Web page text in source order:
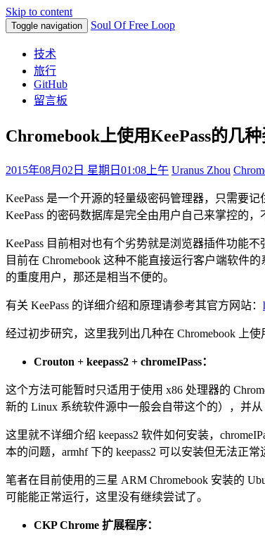
Skip to content
Toggle navigation Soul Of Free Loop
技术
旅行
GitHub
留言板
Chromebook上使用KeePass的几
2015年08月02日 星期日 01:08上午 Uranus Zhou
KeePass 是一个开源的轻量级密码管理器，只需要
KeePass 的密码数据库是完全由用户自己来掌控的
KeePass 目前相对也有个劣势就是浏览器插件功能
目前在 Chromebook 这种不能直接运行客户端软件
的重度用户，那还是相当不便的。
有关 KeePass 的详细介绍和原理请参考其官方网站：
经过初步研究，这里我列出几种在 Chromebook 上使
Crouton + keepass2 + chromeIPass：
这个方法可能暂时只适用于使用 x86 处理器的
新的 Linux 系统软件源中一般会自带这个的），并从
这里就不详细介绍 keepass2 软件如何安装，
本的问题，armhf 下的 keepass2 可以安装但无法正常
笔者在目前使用的三星 ARM Chromebook 安装的
可能能正常运行，这里没有继续尝试了。
CKP Chrome 扩展程序：